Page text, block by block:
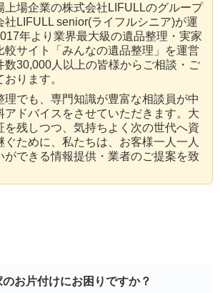
上場企業の株式会社LIFULLのグループ
社LIFULL senior(ライフルシニア)が運
年より業界最大級の遺品整理・実家
較サイト「みんなの遺品整理」を運営
数30,000人以上の皆様からご相談・ご
ります。
理でも、専門知識が豊富な相談員が中
アドバイスをさせていただきます。大
を残しつつ、気持ちよく次の世代へ資
ぐために、私たちは、お客様一人一人
ができる情報提供・業者のご提案を致
のお片付けにお困りですか？